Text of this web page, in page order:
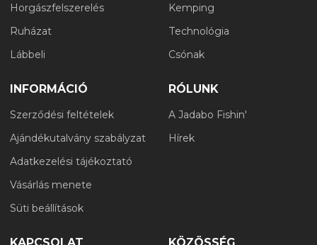
Horgászfelszerelés
Ruházat
Lábbeli
Kemping
Technológia
Csónak
INFORMÁCIÓ
Szerződési feltételek
Ajándékutalvány szabályzat
Adatkezelési tájékoztató
Vásárlás menete
Süti beállítások
RÓLUNK
A Jadabo Fishin'
Hírek
KAPCSOLAT KÖZÖSSÉG